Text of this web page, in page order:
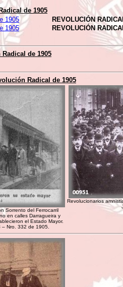
de 1905
1905
REVOLUCIÓN
1905 REVOLUCIÓN
Radical de 1905
Radical de 1905
Sorrento del Ferrocarril
en calles Darragueira y
el Estado Mayor.
– Nro. 332 de 1905.
Revolucionarios